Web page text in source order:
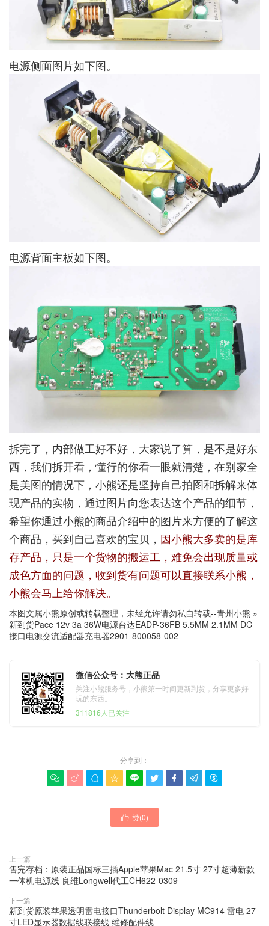
电源侧面图片如下图。
电源背面主板如下图。
拆完了，内部做工好不好，大家说了算，是不是好东
西，我们拆开看，懂行的你看一眼就清楚，在别家全
是美图的情况下，小熊还是坚持自己拍图和拆解来体
现产品的实物，通过图片向您表达这个产品的细节，
希望你通过小熊的商品介绍中的图片来方便的了解这
个商品，买到自己喜欢的宝贝， 因小熊大多卖的是库
存产品，只是一个货物的搬运工，难免会出现质量或
成色方面的问题，收到货有问题可以直接联系小熊，
小熊会马上给你解决。
本图文属小熊原创或转载整理，未经允许请勿私自转载--青州小熊 »
新到货Pace 12v 3a 36W电源台达EADP-36FB 5.5MM 2.1MM DC
接口电源交流适配器充电器2901-800058-002
微信公众号：大熊正品
关注小熊服务号，小熊第一时间更新到货，分享更多好
玩的东西。
311816人已关注
分享到：
        
 赞(0)
上一篇
售完存档：原装正品国标三插Apple苹果Mac 21.5寸 27寸超薄新款
一体机电源线 良维Longwell代工CH622-0309
下一篇
新到货原装苹果透明雷电接口Thunderbolt Display MC914 雷电 27
寸LED显示器数据线联接线 维修配件线